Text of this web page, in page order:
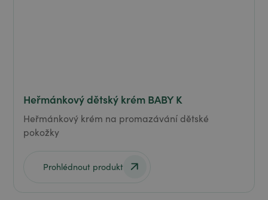
Heřmánkový dětský krém BABY K
Heřmánkový krém na promazávání dětské
pokožky
Prohlédnout produkt